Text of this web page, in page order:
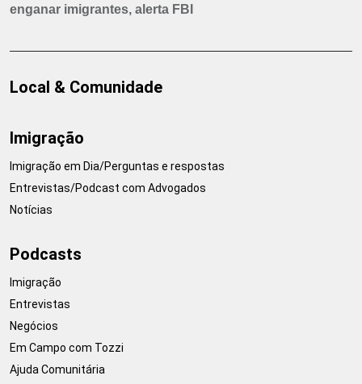
enganar imigrantes, alerta FBI
Local & Comunidade
Imigração
Imigração em Dia/Perguntas e respostas
Entrevistas/Podcast com Advogados
Notícias
Podcasts
Imigração
Entrevistas
Negócios
Em Campo com Tozzi
Ajuda Comunitária